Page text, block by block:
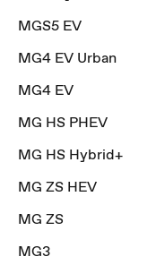
MGS5 EV
MG4 EV Urban
MG4 EV
MG HS PHEV
MG HS Hybrid+
MG ZS HEV
MG ZS
MG3